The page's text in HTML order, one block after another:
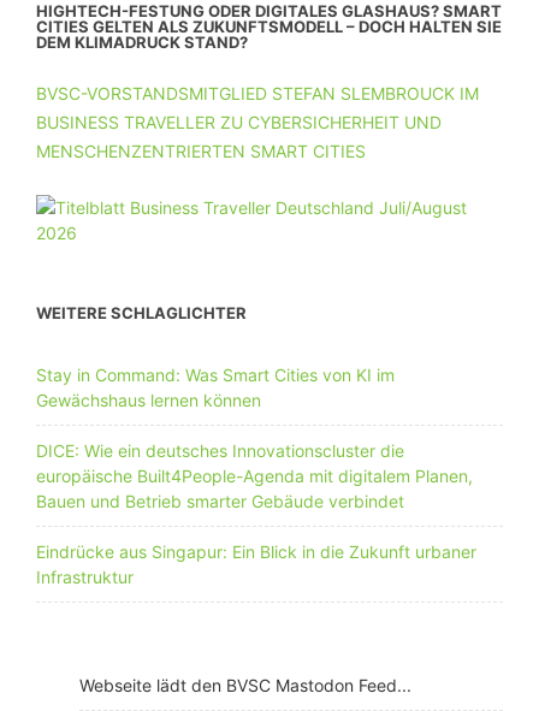
HIGHTECH-FESTUNG ODER DIGITALES GLASHAUS? SMART
CITIES GELTEN ALS ZUKUNFTSMODELL – DOCH HALTEN SIE
DEM KLIMADRUCK STAND?
BVSC-VORSTANDSMITGLIED STEFAN SLEMBROUCK IM
BUSINESS TRAVELLER ZU CYBERSICHERHEIT UND
MENSCHENZENTRIERTEN SMART CITIES
WEITERE SCHLAGLICHTER
Stay in Command: Was Smart Cities von KI im
Gewächshaus lernen können
DICE: Wie ein deutsches Innovationscluster die
europäische Built4People-Agenda mit digitalem Planen,
Bauen und Betrieb smarter Gebäude verbindet
Eindrücke aus Singapur: Ein Blick in die Zukunft urbaner
Infrastruktur
Webseite lädt den BVSC Mastodon Feed...